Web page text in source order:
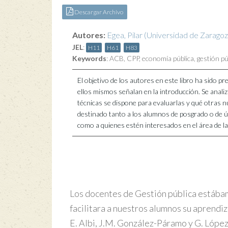
Descargar Archivo
Autores: Egea, Pilar (Universidad de
JEL: H11 H61 H83
Keywords:ACB CPP, economía pública gestión
El objetivo de los autores en este libro ha sido
ellos mismos señalan en la introducción. Se
técnicas se dispone para evaluarlas y qué otras
destinado tanto a los alumnos de posgrado o de
como a quienes estén interesados en el área de
Los docentes de Gestión pública
facilitara a nuestros alumnos su
E. Albi, J.M. González-Páramo y G.